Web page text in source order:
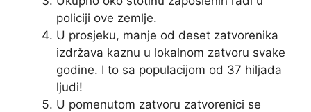
policiji ove zemlje.
U prosjeku, manje od deset zatvorenika
izdržava kaznu u lokalnom zatvoru svake
godine. I to sa populacijom od 37 hiljada
ljudi!
U pomenutom zatvoru zatvorenici se